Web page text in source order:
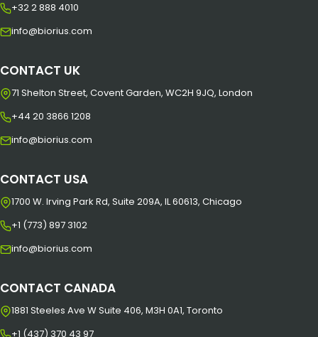
+32 2 888 4010
info@biorius.com
CONTACT UK
71 Shelton Street, Covent Garden, WC2H 9JQ, London
+44 20 3866 1208
info@biorius.com
CONTACT USA
1700 W. Irving Park Rd, Suite 209A, IL 60613, Chicago
+1 (773) 897 3102
info@biorius.com
CONTACT CANADA
1881 Steeles Ave W Suite 406, M3H 0A1, Toronto
+1 (437) 370 43 97